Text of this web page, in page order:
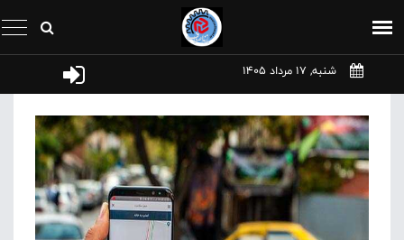
شنبه, 17 مرداد 1405